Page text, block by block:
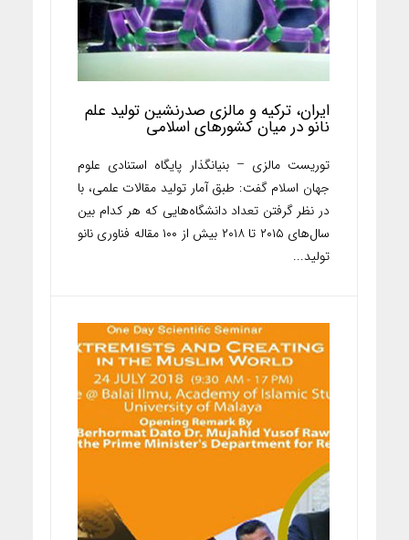
ایران، ترکیه و مالزی صدرنشین تولید علم
نانو در میان کشورهای اسلامی
توریست مالزی – بنیانگذار پایگاه استنادی علوم
جهان اسلام گفت: طبق آمار تولید مقالات علمی، با
در نظر گرفتن تعداد دانشگاه‌هایی که هر کدام بین
سال‌های ۲۰۱۵ تا ۲۰۱۸ بیش از ۱۰۰ مقاله فناوری نانو
تولید...